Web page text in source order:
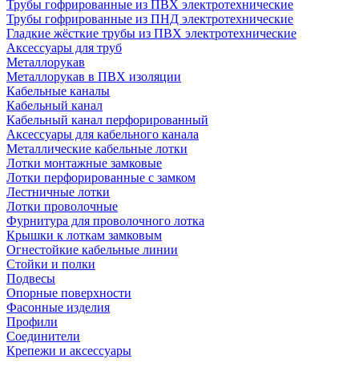
Трубы гофрированные из ПВХ электротехнические
Трубы гофрированные из ПНД электротехнические
Гладкие жёсткие трубы из ПВХ электротехнические
Аксессуары для труб
Металлорукав
Металлорукав в ПВХ изоляции
Кабельные каналы
Кабельный канал
Кабельный канал перфорированный
Аксессуары для кабельного канала
Металлические кабельные лотки
Лотки монтажные замковые
Лотки перфорированные с замком
Лестничные лотки
Лотки проволочные
Фурнитура для проволочного лотка
Крышки к лоткам замковым
Огнестойкие кабельные линии
Стойки и полки
Подвесы
Опорные поверхности
Фасонные изделия
Профили
Соединители
Крепежи и аксессуары